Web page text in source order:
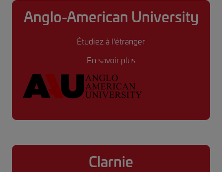
Anglo-American University
Étudiez à l'étranger
En savoir plus
Clarnie